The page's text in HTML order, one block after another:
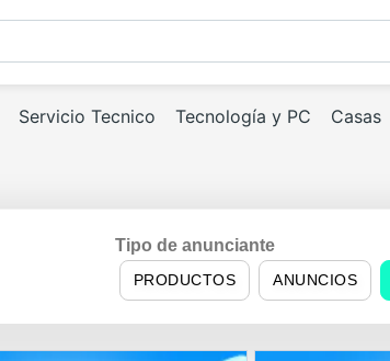
Servicio Tecnico Tecnología y PC Casas
Tipo de anunciante
ANUNCIOS
PRODUCTOS